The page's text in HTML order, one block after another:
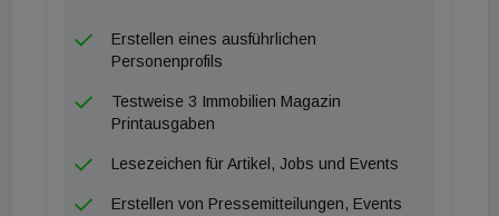
Erstellen eines ausführlichen
Personenprofils
Testweise 3 Immobilien Magazin
Printausgaben
Lesezeichen für Artikel, Jobs und Events
Erstellen von Pressemitteilungen, Events